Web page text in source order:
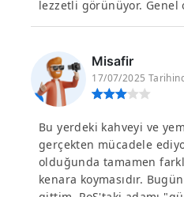
lezzetli görünüyor. Genel
Misafir
17/07/2025
Bu yerdeki kahveyi ve
gerçekten mücadele
olduğunda tamamen
kenara koymasıdır.